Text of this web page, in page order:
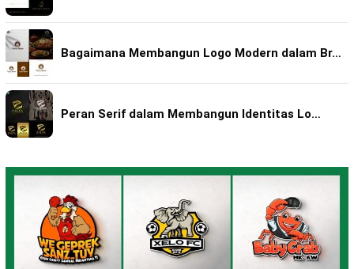
Bagaimana Membangun Logo Modern dalam Br…
Peran Serif dalam Membangun Identitas Lo…